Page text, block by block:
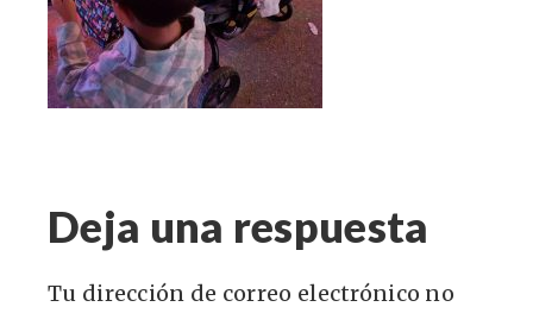
Deja una respuesta
Tu dirección de correo electrónico no